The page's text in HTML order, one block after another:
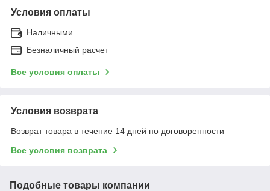
Условия оплаты
Наличными
Безналичный расчет
Все условия оплаты
Условия возврата
Возврат товара в течение 14 дней по договоренности
Все условия возврата
Подобные товары компании